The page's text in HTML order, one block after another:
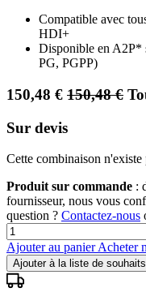
Compatible avec
HDI+
Disponible en A2P*
PG, PGPP)
150,48 € 150,48€
Sur devis
Cette combinaison n'existe
Produit sur commande :
fournisseur, nous vous
question ? Contactez-nous
Ajouter au panierAcheter
Ajouter à la liste de souhaits